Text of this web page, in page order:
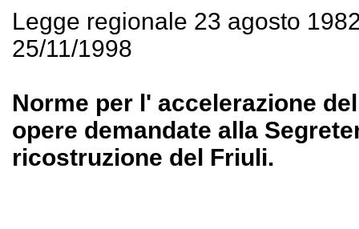
Legge regionale 23 agosto
25/11/1998
Norme per l' accelerazione
opere demandate alla
ricostruzione del Friuli.